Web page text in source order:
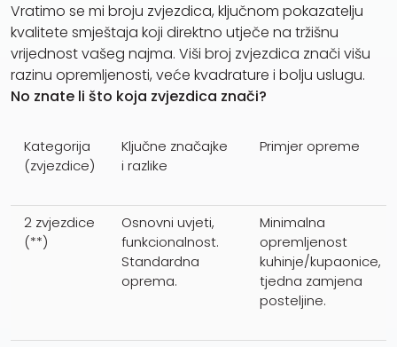
Vratimo se mi broju zvjezdica, ključnom pokazatelju
kvalitete smještaja koji direktno utječe na tržišnu
vrijednost vašeg najma. Viši broj zvjezdica znači višu
razinu opremljenosti, veće kvadrature i bolju uslugu.
No znate li što koja zvjezdica znači?
Kategorija
(zvjezdice)
Ključne značajke
i razlike
Primjer opreme
2 zvjezdice
(**)
Osnovni uvjeti,
funkcionalnost.
Standardna
oprema.
Minimalna
opremljenost
kuhinje/kupaonice,
tjedna zamjena
posteljine.